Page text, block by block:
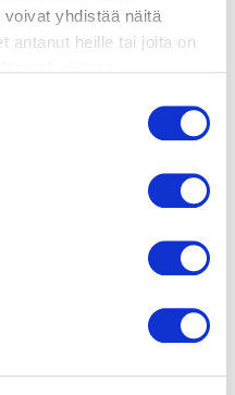
yhdistää näitä
antanut heille tai joita on
sivustoa.